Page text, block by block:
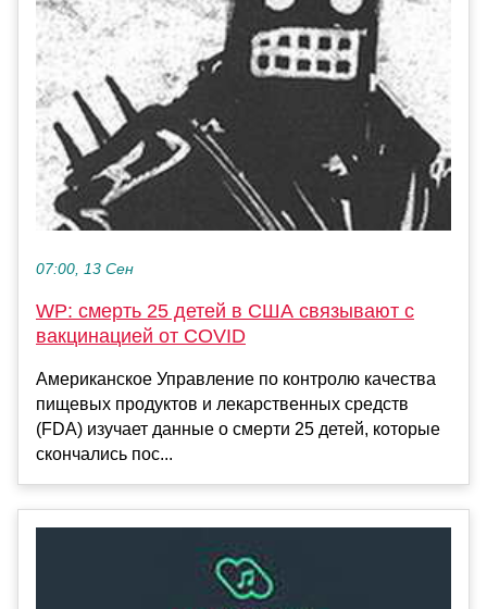
07:00, 13 Сен
WP: смерть 25 детей в США связывают с
вакцинацией от COVID
Американское Управление по контролю качества
пищевых продуктов и лекарственных средств
(FDA) изучает данные о смерти 25 детей, которые
скончались пос...